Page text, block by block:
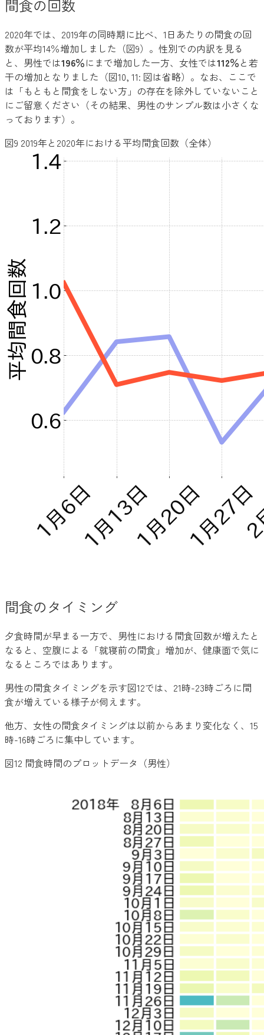
間食の回数
2020年では、2019年の同時期に比べ、1日あたりの間食の回
数が平均14％増加しました（図9）。性別での内訳を見る
と、男性では196％にまで増加した一方、女性では112％と若
干の増加となりました（図10, 11: 図は省略）。なお、ここで
は「もともと間食をしない方」の存在を除外していないこと
にご留意ください（その結果、男性のサンプル数は小さくな
っております）。
図9 2019年と2020年における平均間食回数（全体）
間食のタイミング
夕食時間が早まる一方で、男性における間食回数が増えたと
なると、空腹による「就寝前の間食」増加が、健康面で気に
なるところではあります。
男性の間食タイミングを示す図12では、21時-23時ごろに間
食が増えている様子が伺えます。
他方、女性の間食タイミングは以前からあまり変化なく、15
時-16時ごろに集中しています。
図12 間食時間のプロットデータ（男性）